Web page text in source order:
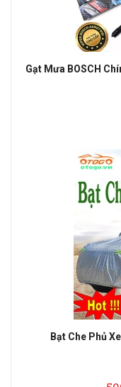
Gạt Mưa BOSCH
Bạt Che Phủ